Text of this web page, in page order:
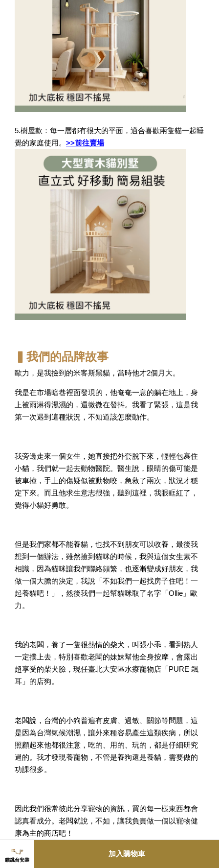
貓跳台安裝
加入購物車
5.樹屋款：每一層都有很大的平面，適合喜歡兩隻貓一起睡
覺的家庭使用。 >>前往賣場
▍我們的品牌故事
歐力，是我撿到的米客斯黑貓，當時他才2個月大。
我是在市場暗巷裡面發現的，他奄奄一息的躺在地上，身
上被雨淋得濕濕的，還微微在發抖。我看了緊張，這是我
第一次遇到這種狀況，不知道該怎麼動作。
我旁邊走來一個女生，她直接把外套脫下來，輕輕包裹住
小貓，我們就一起去動物醫院。醫生說，眼睛的傷可能是
被車撞，手上的傷疑似被動物咬，急救了兩次，狀況才穩
定下來。而且他求生意志很強，聽到這裡，我眼眶紅了，
覺得小貓好勇敢。
但是我們家都不能養貓，也找不到朋友可以收養，最後我
想到一個辦法，雖然撿到貓咪的時候，我與這個女生素不
相識，因為貓咪讓我們聯絡頻繁，也逐漸變成好朋友，我
做一個大膽的決定，我說「不如我們一起找房子住吧！一
起養貓吧！」，然後我們一起幫貓咪取了名字「Ollie」歐
力。
我的老闆，養了一隻很熱情的柴犬，叫張小乖，看到熟人
一定撲上去，特別喜歡老闆的妹妹幫他全身按摩，會露出
超享受的柴犬臉，現任臺北大安區水療寵物店「PURE 飄
耳」的店狗。
老闆說，台灣的小狗普遍有皮膚、過敏、關節等問題，這
是因為台灣氣候潮濕，讓外來種容易產生這類疾病，所以
照顧起來他都很注意，吃的、用的、玩的，都是仔細研究
過的。我才發現養寵物，不管是養狗還是養貓，需要做的
功課很多。
因此我們很常彼此分享寵物的資訊，買的每一樣東西都會
認真看成分。老闆就說，不如，讓我負責做一個以寵物健
康為主的商店吧！